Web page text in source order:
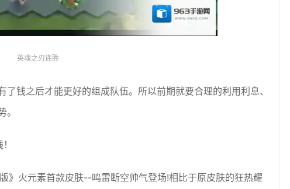
英魂之刃连胜
钱之后才能更好的组成队伍。所以前期就要合理的利用利息、
》火元素首款皮肤--鸣雷断空帅气登场!相比于原皮肤的狂热耀